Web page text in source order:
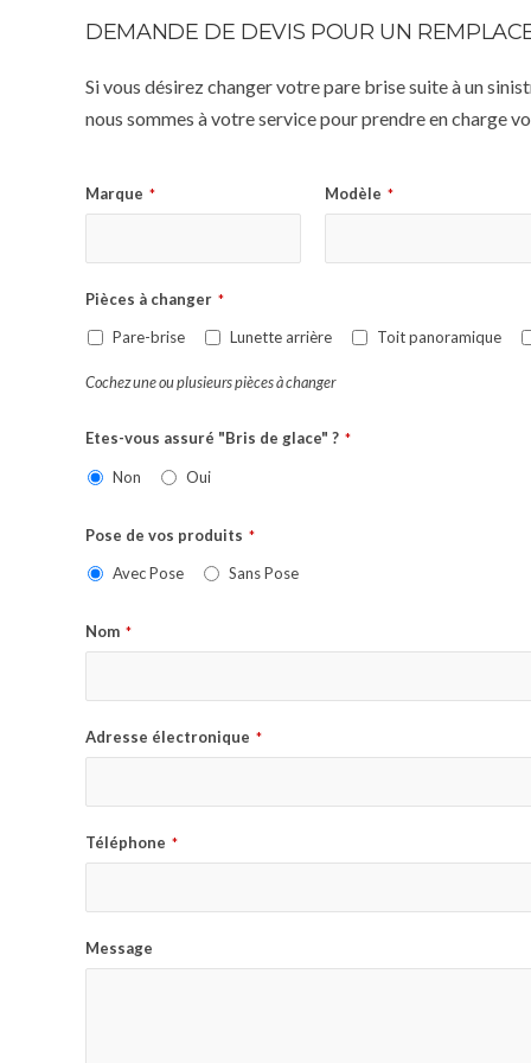
DEMANDE DE DEVIS POUR UN
Si vous désirez changer votre pare brise suite à un
nous sommes à votre service pour prendre en charge
Marque * Modèle *
Pièces à changer *
Pare-brise Lunette arrière Toit panoramique
Cochez une ou plusieurs pièces à changer
Etes-vous assuré "Bris de glace" ? *
Non Oui
Pose de vos produits *
Avec Pose Sans Pose
Nom *
Adresse électronique *
Téléphone *
Message